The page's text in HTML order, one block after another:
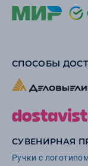
СПОСОБЫ
СУВЕНИРНАЯ
Ручки с